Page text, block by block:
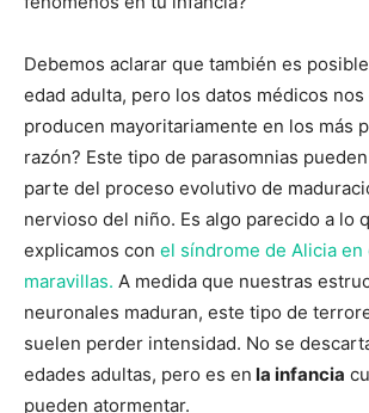
Debemos aclarar que también es
edad adulta, pero los datos médicos
producen mayoritariamente en los más
razón? Este tipo de parasomnias
parte del proceso evolutivo de
nervioso del niño. Es algo parecido a lo
explicamos con el síndrome de Alicia en
maravillas. A medida que nuestras
neuronales maduran, este tipo de
suelen perder intensidad. No se
edades adultas, pero es en la infancia
pueden atormentar.